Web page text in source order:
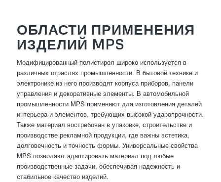
ОБЛАСТИ ПРИМЕНЕНИЯ
ИЗДЕЛИЙ MPS
Модифицированный полистирол широко используется в
различных отраслях промышленности. В бытовой технике и
электронике из него производят корпуса приборов, панели
управления и декоративные элементы. В автомобильной
промышленности MPS применяют для изготовления деталей
интерьера и элементов, требующих высокой ударопрочности.
Также материал востребован в упаковке, строительстве и
производстве рекламной продукции, где важны эстетика,
долговечность и точность формы. Универсальные свойства
MPS позволяют адаптировать материал под любые
производственные задачи, обеспечивая надежность и
стабильное качество изделий.